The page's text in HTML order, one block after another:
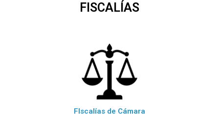
FISCALÍAS
FIscalías de Cámara